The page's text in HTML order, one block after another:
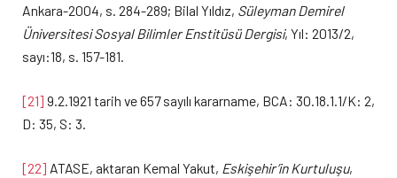
Ankara-2004, s. 284-289; Bilal Yıldız, Süleyman Demirel
Üniversitesi Sosyal Bilimler Enstitüsü Dergisi, Yıl: 2013/2,
sayı:18, s. 157-181.
[21] 9.2.1921 tarih ve 657 sayılı kararname, BCA: 30.18.1.1/K: 2,
D: 35, S: 3.
[22] ATASE, aktaran Kemal Yakut, Eskişehir’in Kurtuluşu,